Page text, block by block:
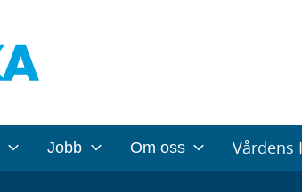
Jobb Om oss Vårdens